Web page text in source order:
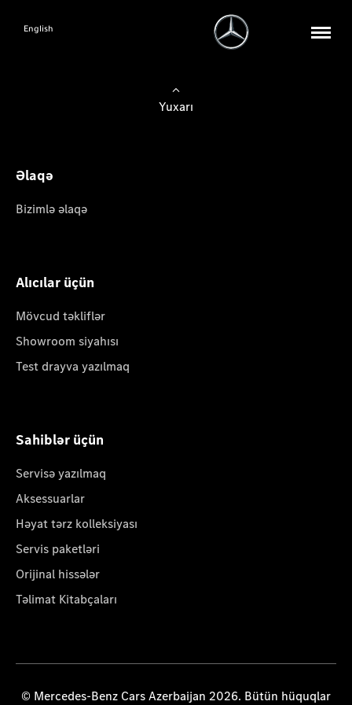
English
Yuxarı
Əlaqə
Bizimlə əlaqə
Alıcılar üçün
Mövcud təkliflər
Showroom siyahısı
Test drayva yazılmaq
Sahiblər üçün
Servisə yazılmaq
Aksessuarlar
Həyat tərz kolleksiyası
Servis paketləri
Orijinal hissələr
Təlimat Kitabçaları
© Mercedes-Benz Cars Azerbaijan 2026. Bütün hüquqlar